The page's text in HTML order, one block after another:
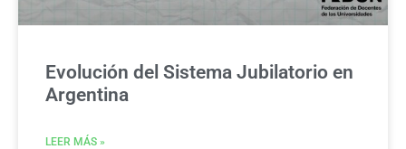
Evolución del Sistema Jubilatorio en
Argentina
LEER MÁS »